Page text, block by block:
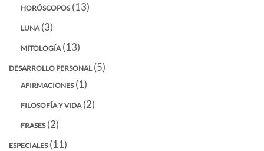
HORÓSCOPOS(13)
LUNA (3)
MITOLOGÍA (13)
DESARROLLO PERSONAL(5)
AFIRMACIONES(1)
FILOSOFÍA Y VIDA (2)
FRASES(2)
ESPECIALES(11)